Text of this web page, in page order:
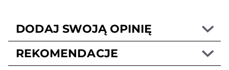
DODAJ SWOJĄ OPINIĘ
REKOMENDACJE